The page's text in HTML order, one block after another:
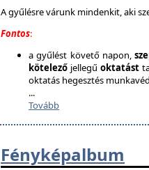
A gyűlésre várunk mindenkit, aki
Fontos:
a gyűlést követő napon,
kötelező jellegűoktatást
oktatás hegesztés
...
Tovább
Fényképalbum